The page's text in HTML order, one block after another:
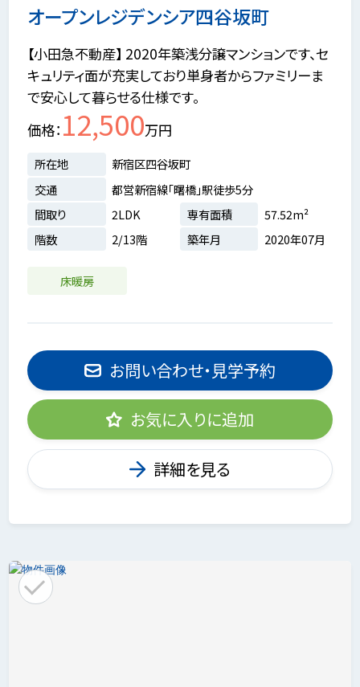
オープンレジデンシア四谷坂町
【小田急不動産】 2020年築浅分譲マンションです、セ
キュリティ面が充実しており単身者からファミリーま
で安心して暮らせる仕様です。
価格 12,500万円
所在地
新宿区四谷坂町
交通
都営新宿線「曙橋」駅徒歩5分
間取り
2LDK 専有面積
57.52m²
階数
2/13階 築年月 2020年07月
床暖房
お問い合わせ・見学予約
お気に入りに追加
詳細を見る